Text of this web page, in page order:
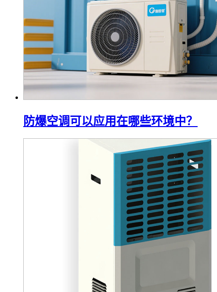
防爆空调可以应用在哪些环境中？